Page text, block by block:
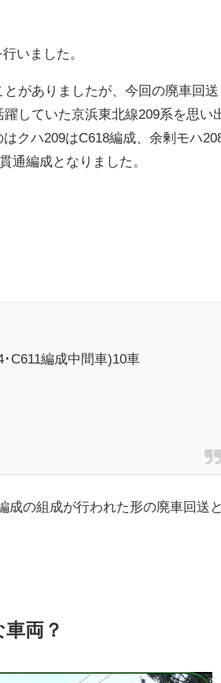
いました。
がありましたが、今回の廃車回送
していた京浜東北線209系を思い
クハ209はC618編成、余剰モハ
通編成となりました。
C611編成中間車)10車
成の組成が行われた形の廃車回送
両？